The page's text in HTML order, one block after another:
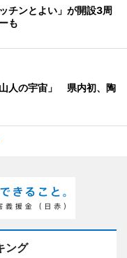
チンとよい」が開設3周
も
人の宇宙」 県内初、陶
ング